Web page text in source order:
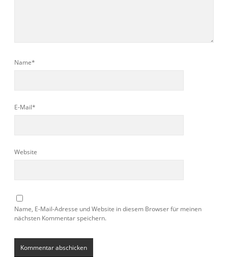
Name*
E-Mail*
Website
Name, E-Mail-Adresse und Website in diesem Browser für meinen
nächsten Kommentar speichern.